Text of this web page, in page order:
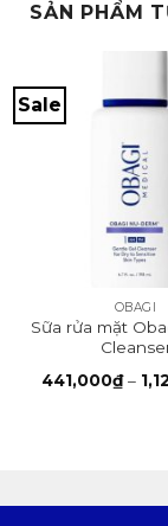
SẢN PHẨM
Sale
OBAGI
Sữa rửa mặt
441,000₫ –